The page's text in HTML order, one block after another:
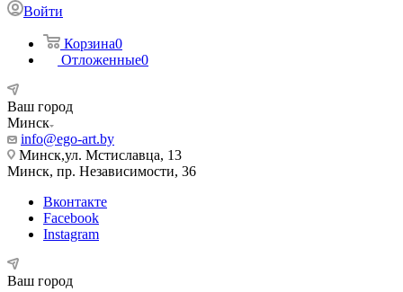
Войти
Корзина0
Отложенные0
Ваш город
Минск
info@ego-art.by
Минск,ул. Мстиславца, 13
Минск, пр. Независимости, 36
Вконтакте
Facebook
Instagram
Ваш город